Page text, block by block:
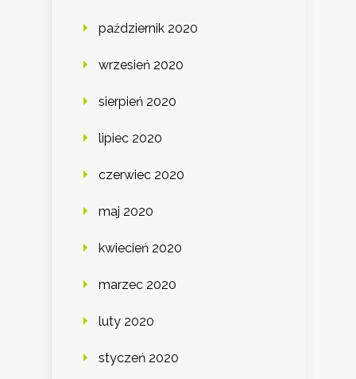
październik 2020
wrzesień 2020
sierpień 2020
lipiec 2020
czerwiec 2020
maj 2020
kwiecień 2020
marzec 2020
luty 2020
styczeń 2020